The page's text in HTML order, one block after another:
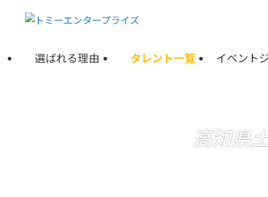
選ばれる理由 タレント一覧 イベント
高知県